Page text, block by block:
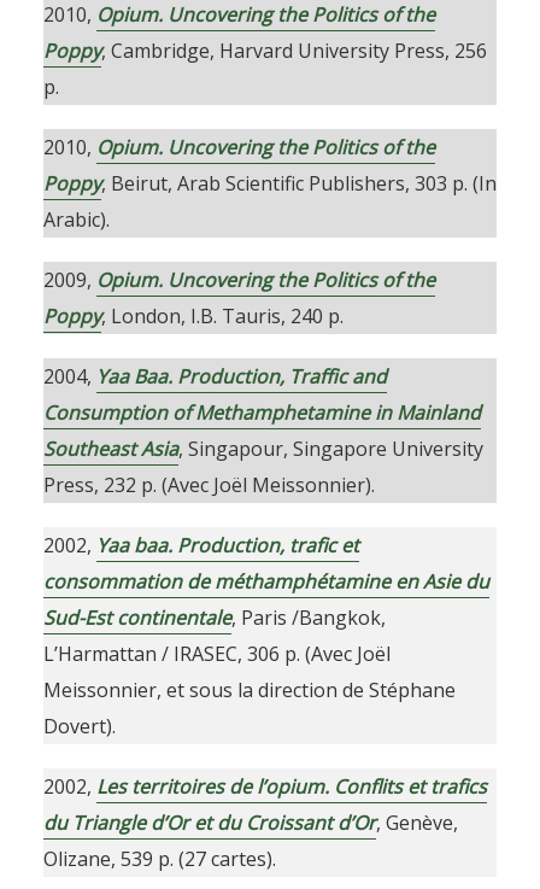
2010, Opium. Uncovering the Politics of the
Poppy, Cambridge, Harvard University Press, 256
p.
2010, Opium. Uncovering the Politics of the
Poppy, Beirut, Arab Scientific Publishers, 303 p. (In
Arabic).
2009, Opium. Uncovering the Politics of the
Poppy, London, I.B. Tauris, 240 p.
2004, Yaa Baa. Production, Traffic and
Consumption of Methamphetamine in Mainland
Southeast Asia, Singapour, Singapore University
Press, 232 p. (Avec Joël Meissonnier).
2002, Yaa baa. Production, trafic et
consommation de méthamphétamine en Asie du
Sud-Est continentale, Paris /Bangkok,
L’Harmattan / IRASEC, 306 p. (Avec Joël
Meissonnier, et sous la direction de Stéphane
Dovert).
2002, Les territoires de l’opium. Conflits et trafics
du Triangle d’Or et du Croissant d’Or, Genève,
Olizane, 539 p. (27 cartes).